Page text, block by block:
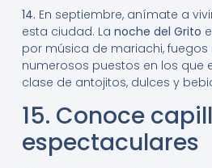
14. En septiembre, anímate a
esta ciudad. La noche del Grito
por música de mariachi, fuegos
numerosos puestos en los que
clase de antojitos, dulces y
15. Conoce
espectaculares